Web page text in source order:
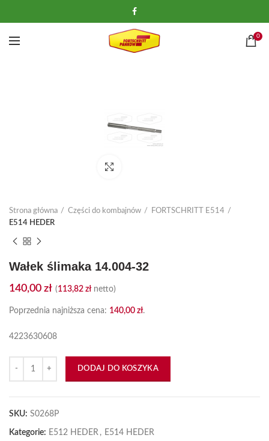
0
Strona główna Części do kombajnów
FORTSCHRITT E514
E514 HEDER
Wałek ślimaka 14.004-32
140,00 zł (113,82 złnetto)
Poprzednia najniższa cena: 140,00 zł.
4223630608
DODAJ DO KOSZYKA
SKU: S0268P
Kategorie: E512 HEDER , E514 HEDER